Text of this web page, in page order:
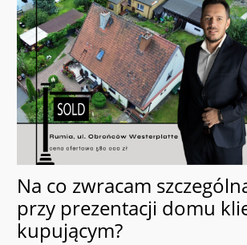
Na co zwracam
przy prezentacji domu
kupującym?